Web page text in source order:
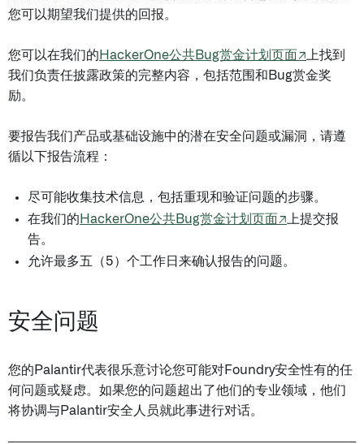
您可以期望我们提供的回报。
您可以在我们的 HackerOne公共Bug赏金计划页面↗ 上找到
我们负责任披露政策的完整内容，包括范围和Bug赏金奖
励。
要报告我们产品或基础设施中的潜在安全问题或漏洞，请遵
循以下报告流程：
尽可能收集技术信息，包括重现和验证问题的步骤。
在我们的 HackerOne公共Bug赏金计划页面↗ 上提交报
告。
允许最多五（5）个工作日来确认报告的问题。
安全问题
您的Palantir代表很乐意讨论您可能对Foundry安全性有的任
何问题或疑虑。如果您的问题超出了他们的专业领域，他们
将协调与Palantir安全人员就此事进行对话。